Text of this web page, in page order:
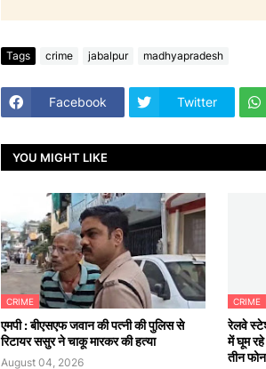
Tags crime jabalpur madhyapradesh
Facebook Twitter
YOU MIGHT LIKE
CRIME
एमपी : बीएसएफ जवान की पत्नी की पुलिस से
रिटायर ससुर ने चाकू मारकर की हत्या
August 04, 2026
CRIME
रेलवे
में घूम रहे
तीन